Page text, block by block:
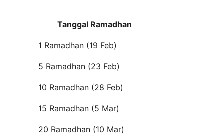
Tanggal Ramadhan
1 Ramadhan (19 Feb)
5 Ramadhan (23 Feb)
10 Ramadhan (28 Feb)
15 Ramadhan (5 Mar)
20 Ramadhan (10 Mar)